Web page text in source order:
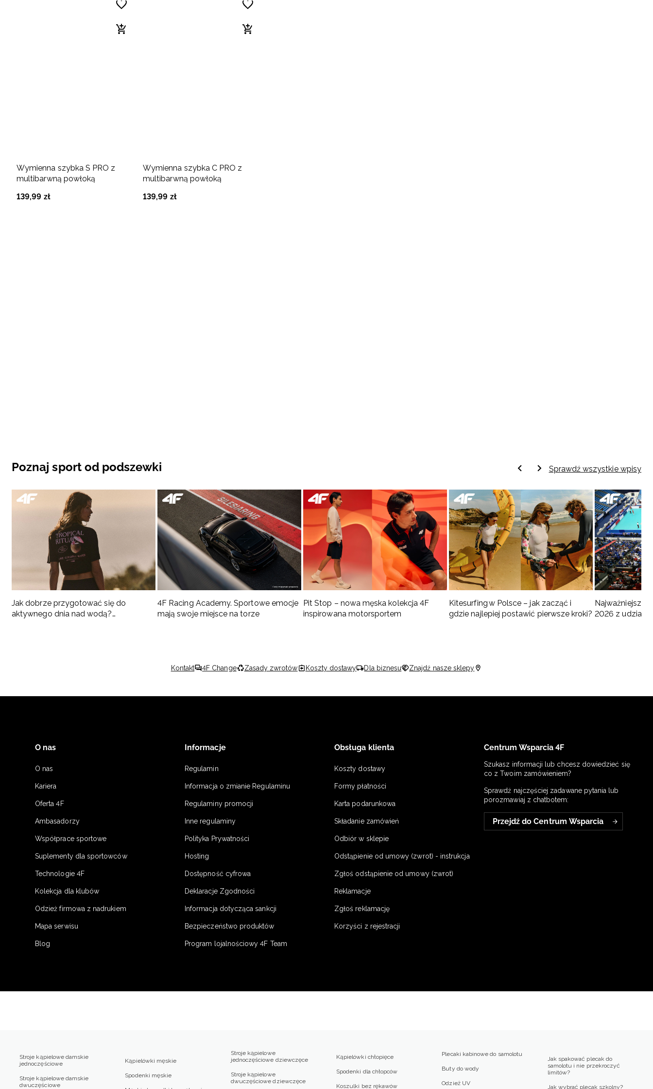
Wymienna szybka S PRO z
multibarwną powłoką
139,99 zł
Wymienna szybka C PRO z
multibarwną powłoką
139,99 zł
Poznaj sport od podszewki Sprawdź wszystkie wpisy
Jak dobrze przygotować się do
aktywnego dnia nad wodą?
4F Racing Academy. Sportowe emocje
mają swoje miejsce na torze
Pit Stop – nowa męska kolekcja 4F
inspirowana motorsportem
Kitesurfing w Polsce – jak zacząć i
gdzie najlepiej postawić pierwsze kroki?
Najważniejsze
2026 z
Kontakt 4F Change Zasady zwrotów Koszty dostawy Dla biznesu Znajdź nasze sklepy
O nas
O nas
Kariera
Oferta 4F
Ambasadorzy
Współprace sportowe
Suplementy dla sportowców
Technologie 4F
Kolekcja dla klubów
Odzież firmowa z nadrukiem
Mapa serwisu
Blog
Informacje
Regulamin
Informacja o zmianie Regulaminu
Regulaminy promocji
Inne regulaminy
Polityka Prywatności
Hosting
Dostępność cyfrowa
Deklaracje Zgodności
Informacja dotycząca sankcji
Bezpieczeństwo produktów
Program lojalnościowy 4F Team
Obsługa klienta
Koszty dostawy
Formy płatności
Karta podarunkowa
Składanie zamówień
Odbiór w sklepie
Odstąpienie od umowy (zwrot) - instrukcja
Zgłoś odstąpienie od umowy (zwrot)
Reklamacje
Zgłoś reklamację
Korzyści z rejestracji
Centrum Wsparcia 4F
Szukasz informacji lub chcesz dowiedzieć się
co z Twoim zamówieniem?
Sprawdź najczęściej zadawane pytania lub
porozmawiaj z chatbotem:
Przejdź do Centrum Wsparcia
Stroje kąpielowe damskie
jednoczęściowe
Stroje kąpielowe damskie
dwuczęściowe
Kąpielówki męskie
Spodenki męskie
Stroje kąpielowe
jednoczęściowe dziewczęce
Stroje kąpielowe
dwuczęściowe dziewczęce
Kąpielówki chłopięce
Spodenki dla chłopców
Koszulki bez rękawów
Plecaki kabinowe do samolotu
Buty do wody
Odzież UV
Jak spakować plecak do
samolotu i nie przekroczyć
limitów?
Jak wybrać plecak szkolny?